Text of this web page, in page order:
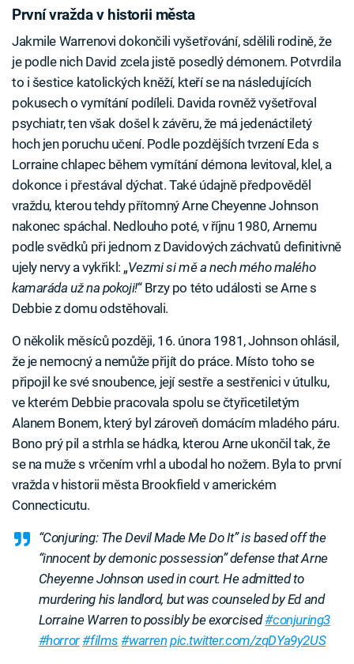
První vražda v historii města
Jakmile Warrenovi dokončili vyšetřování, sdělili rodině, že
je podle nich David zcela jistě posedlý démonem. Potvrdila
to i šestice katolických kněží, kteří se na následujících
pokusech o vymítání podíleli. Davida rovněž vyšetřoval
psychiatr, ten však došel k závěru, že má jedenáctiletý
hoch jen poruchu učení. Podle pozdějších tvrzení Eda s
Lorraine chlapec během vymítání démona levitoval, klel, a
dokonce i přestával dýchat. Také údajně předpověděl
vraždu, kterou tehdy přítomný Arne Cheyenne Johnson
nakonec spáchal. Nedlouho poté, v říjnu 1980, Arnemu
podle svědků při jednom z Davidových záchvatů definitivně
ujely nervy a vykřikl: „Vezmi si mě a nech mého malého
kamaráda už na pokoji!“ Brzy po této události se Arne s
Debbie z domu odstěhovali.
O několik měsíců později, 16. února 1981, Johnson ohlásil,
že je nemocný a nemůže přijít do práce. Místo toho se
připojil ke své snoubence, její sestře a sestřenici v útulku,
ve kterém Debbie pracovala spolu se čtyřicetiletým
Alanem Bonem, který byl zároveň domácím mladého páru.
Bono prý pil a strhla se hádka, kterou Arne ukončil tak, že
se na muže s vrčením vrhl a ubodal ho nožem. Byla to první
vražda v historii města Brookfield v americkém
Connecticutu.
“Conjuring: The Devil Made Me Do It” is based off the
“innocent by demonic possession” defense that Arne
Cheyenne Johnson used in court. He admitted to
murdering his landlord, but was counseled by Ed and
Lorraine Warren to possibly be exorcised#conjuring3
#horror#films #warren pic.twitter.com/zqDYa9y2US